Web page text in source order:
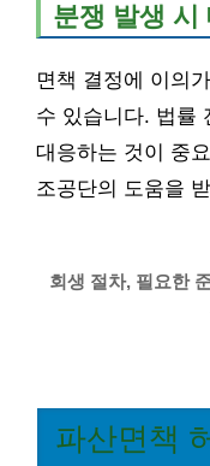
분쟁 발생 시
면책 결정에 이의
수 있습니다. 법률
대응하는 것이 중
조공단의 도움을
회생 절차, 필요한
파산면책